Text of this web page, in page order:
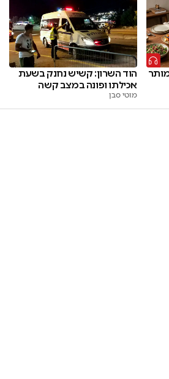
הוד השרון: קשיש נחנק בשעת
אכילתו ופונה במצב קשה
מוטי סבן